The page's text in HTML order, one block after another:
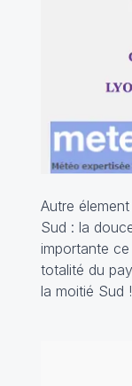
Autre
Sud : la
importante
totalité du
la moitié Sud !